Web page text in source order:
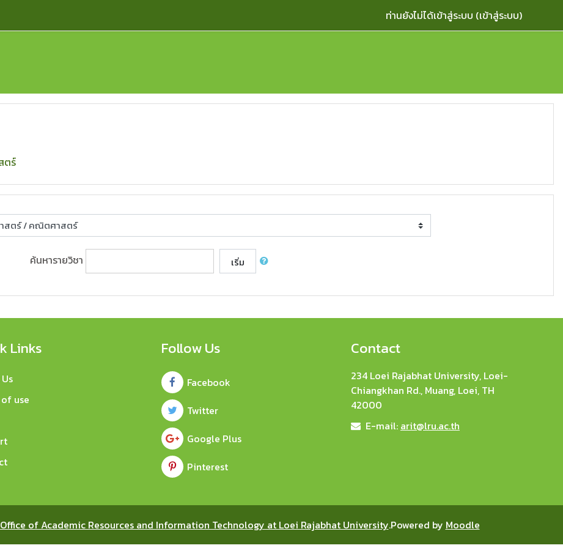
ท่านยังไม่ได้เข้าสู่ระบบ (เข้าสู่ระบบ)
ตร์
ค้นหารายวิชา เริ่ม
Links
use
Follow Us
Facebook
Twitter
Google Plus
Pinterest
Contact
234 Loei Rajabhat University, Loei-
Chiangkhan Rd., Muang, Loei, TH
42000
E-mail: arit@lru.ac.th
of Academic Resources and Information Technology at Loei Rajabhat University.Powered by Moodle